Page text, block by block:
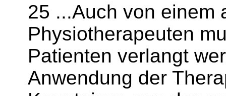
25 ...Auch von einem
Physiotherapeuten
Patienten verlangt
Anwendung der